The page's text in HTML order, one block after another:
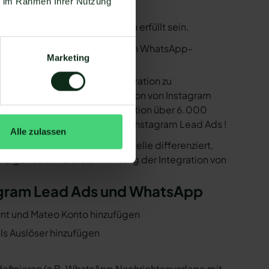
Marketing
Alle zulassen
einige Voraussetzungen erfüllt sein.
Mit dem herkömmlichen WhatsApp-
bereitstellen, um die Integration zu
in der Lage, eine Integration von Instagram
Ihnen dank der Zapier Integration über 6.000
Darunter ist natürlich auch Instagram Lead Ads !
der WhatsApp API Schnittstelle differenziert,
wie die Einrichtung der Integration von
Lead Ads und WhatsApp
und Mateo Konto hinzufügen
Auslöser hinzufügen